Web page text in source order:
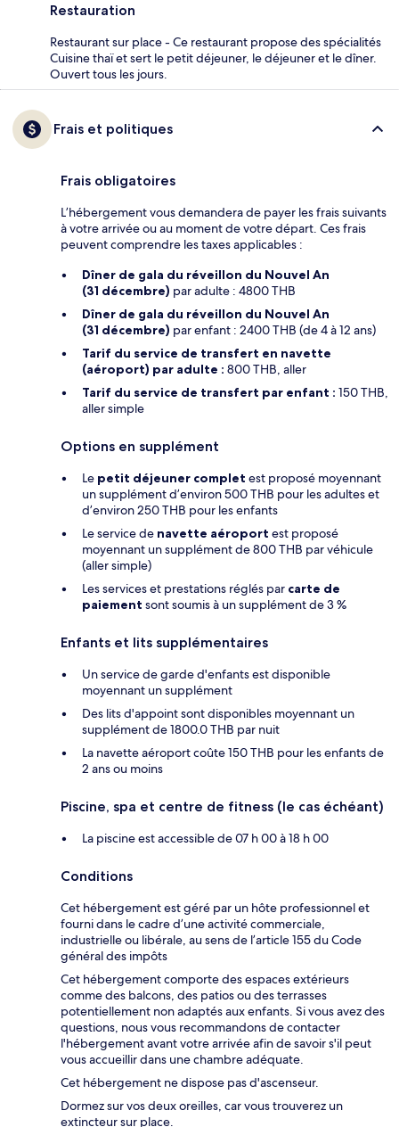
Restauration
Restaurant sur place - Ce restaurant propose des spécialités
Cuisine thaï et sert le petit déjeuner, le déjeuner et le dîner.
Ouvert tous les jours.
Frais et politiques
Frais obligatoires
L’hébergement vous demandera de payer les frais suivants
à votre arrivée ou au moment de votre départ. Ces frais
peuvent comprendre les taxes applicables :
Dîner de gala du réveillon du Nouvel An
(31 décembre) par adulte : 4800 THB
Dîner de gala du réveillon du Nouvel An
(31 décembre) par enfant : 2400 THB (de 4 à 12 ans)
Tarif du service de transfert en navette
(aéroport) par adulte : 800 THB, aller
Tarif du service de transfert par enfant : 150 THB,
aller simple
Options en supplément
Le petit déjeuner complet est proposé moyennant
un supplément d’environ 500 THB pour les adultes et
d’environ 250 THB pour les enfants
Le service de navette aéroport est proposé
moyennant un supplément de 800 THB par véhicule
(aller simple)
Les services et prestations réglés par carte de
paiement sont soumis à un supplément de 3 %
Enfants et lits supplémentaires
Un service de garde d'enfants est disponible
moyennant un supplément
Des lits d'appoint sont disponibles moyennant un
supplément de 1800.0 THB par nuit
La navette aéroport coûte 150 THB pour les enfants de
2 ans ou moins
Piscine, spa et centre de fitness (le cas échéant)
La piscine est accessible de 07 h 00 à 18 h 00
Conditions
Cet hébergement est géré par un hôte professionnel et
fourni dans le cadre d’une activité commerciale,
industrielle ou libérale, au sens de l’article 155 du Code
général des impôts
Cet hébergement comporte des espaces extérieurs
comme des balcons, des patios ou des terrasses
potentiellement non adaptés aux enfants. Si vous avez des
questions, nous vous recommandons de contacter
l'hébergement avant votre arrivée afin de savoir s'il peut
vous accueillir dans une chambre adéquate.
Cet hébergement ne dispose pas d'ascenseur.
Dormez sur vos deux oreilles, car vous trouverez un
extincteur sur place.